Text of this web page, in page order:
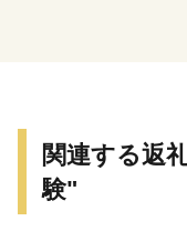
関連する返
験"